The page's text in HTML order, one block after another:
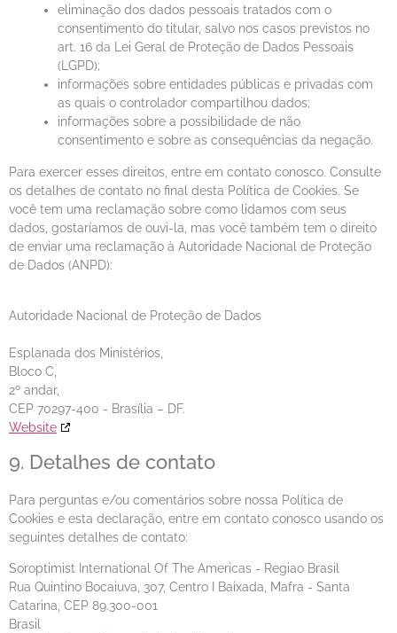
eliminação dos dados pessoais tratados com o
consentimento do titular, salvo nos casos previstos no
art. 16 da Lei Geral de Proteção de Dados Pessoais
(LGPD);
informações sobre entidades públicas e privadas com
as quais o controlador compartilhou dados;
informações sobre a possibilidade de não
consentimento e sobre as consequências da negação.
Para exercer esses direitos, entre em contato conosco. Consulte
os detalhes de contato no final desta Política de Cookies. Se
você tem uma reclamação sobre como lidamos com seus
dados, gostaríamos de ouvi-la, mas você também tem o direito
de enviar uma reclamação à Autoridade Nacional de Proteção
de Dados (ANPD):
Autoridade Nacional de Proteção de Dados
Esplanada dos Ministérios,
Bloco C,
2º andar,
CEP 70297-400 - Brasília – DF.
Website
9. Detalhes de contato
Para perguntas e/ou comentários sobre nossa Política de
Cookies e esta declaração, entre em contato conosco usando os
seguintes detalhes de contato:
Soroptimist International Of The Americas - Regiao Brasil
Rua Quintino Bocaiuva, 307, Centro I Baixada, Mafra - Santa
Catarina, CEP 89.300-001
Brasil